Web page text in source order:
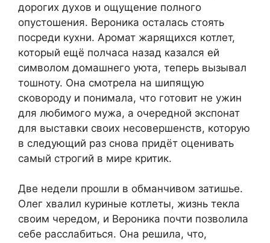
дорогих духов и ощущение полного
опустошения. Вероника осталась стоять
посреди кухни. Аромат жарящихся котлет,
который ещё полчаса назад казался ей
символом домашнего уюта, теперь вызывал
тошноту. Она смотрела на шипящую
сковороду и понимала, что готовит не ужин
для любимого мужа, а очередной экспонат
для выставки своих несовершенств, которую
в следующий раз снова придёт оценивать
самый строгий в мире критик.
Две недели прошли в обманчивом затишье.
Олег хвалил куриные котлеты, жизнь текла
своим чередом, и Вероника почти позволила
себе расслабиться. Она решила, что,